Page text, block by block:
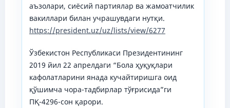
аъзолари, сиёсий партиялар ва жамоатчилик
вакиллари билан учрашувдаги нутқи.
https://president.uz/uz/lists/view/6277
Ўзбекистон Республикаси Президентининг
2019 йил 22 апрелдаги “Бола ҳуқуқлари
кафолатларини янада кучайтиришга оид
қўшимча чора-тадбирлар тўғрисида”ги
ПҚ-4296-сон қарори.